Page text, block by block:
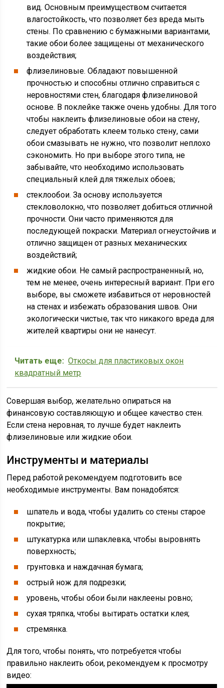
вид. Основным преимуществом считается
влагостойкость, что позволяет без вреда мыть
стены. По сравнению с бумажными вариантами,
такие обои более защищены от механического
воздействия;
флизелиновые. Обладают повышенной
прочностью и способны отлично справиться с
неровностями стен, благодаря флизелиновой
основе. В поклейке также очень удобны. Для того
чтобы наклеить флизелиновые обои на стену,
следует обработать клеем только стену, сами
обои смазывать не нужно, что позволит неплохо
сэкономить. Но при выборе этого типа, не
забывайте, что необходимо использовать
специальный клей для тяжелых обоев;
стеклообои. За основу используется
стекловолокно, что позволяет добиться отличной
прочности. Они часто применяются для
последующей покраски. Материал огнеустойчив и
отлично защищен от разных механических
воздействий;
жидкие обои. Не самый распространенный, но,
тем не менее, очень интересный вариант. При его
выборе, вы сможете избавиться от неровностей
на стенах и избежать образования швов. Они
экологически чистые, так что никакого вреда для
жителей квартиры они не нанесут.
Читать еще: Откосы для пластиковых окон
квадратный метр
Совершая выбор, желательно опираться на
финансовую составляющую и общее качество стен.
Если стена неровная, то лучше будет наклеить
флизелиновые или жидкие обои.
Инструменты и материалы
Перед работой рекомендуем подготовить все
необходимые инструменты. Вам понадобятся:
шпатель и вода, чтобы удалить со стены старое
покрытие;
штукатурка или шпаклевка, чтобы выровнять
поверхность;
грунтовка и наждачная бумага;
острый нож для подрезки;
уровень, чтобы обои были наклеены ровно;
сухая тряпка, чтобы вытирать остатки клея;
стремянка.
Для того, чтобы понять, что потребуется чтобы
правильно наклеить обои, рекомендуем к просмотру
видео: